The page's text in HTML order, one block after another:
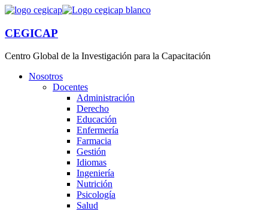
CEGICAP
Centro Global de la Investigación para la Capacitación
Nosotros
Docentes
Administración
Derecho
Educación
Enfermería
Farmacia
Gestión
Idiomas
Ingeniería
Nutrición
Psicología
Salud